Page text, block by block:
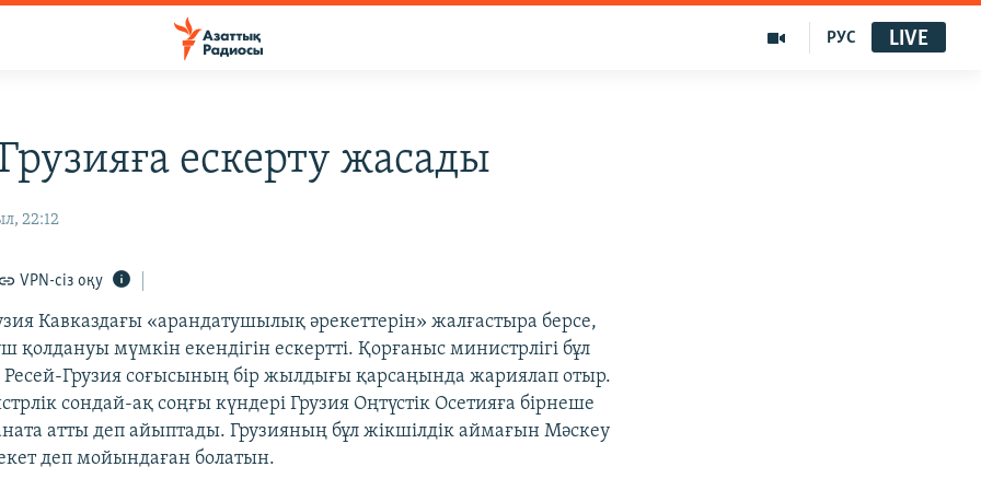
РУС LIVE
ескерту жасады
22:12
VPN-сіз оқу
Кавказдағы «арандатушылық әрекеттерін» жалғастыра берсе,
қолдануы мүмкін екендігін ескертті. Қорғаныс министрлігі бұл
Ресей-Грузия соғысының бір жылдығы қарсаңында жариялап отыр.
сондай-ақ соңғы күндері Грузия Оңтүстік Осетияға бірнеше
атты деп айыптады. Грузияның бұл жікшілдік аймағын Мәскеу
деп мойындаған болатын.